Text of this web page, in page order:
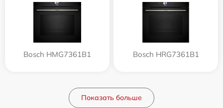
Bosch HMG7361B1 Bosch HRG7361B1
Показать больше